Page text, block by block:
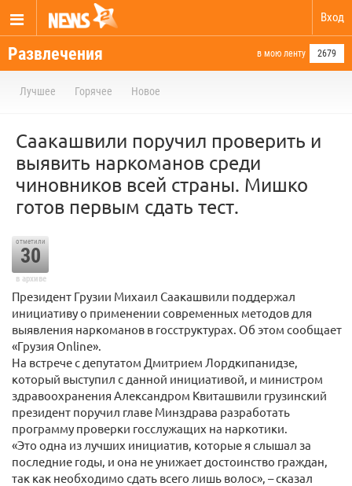
Вход
Развлечения в мою ленту 2679
Лучшее Горячее Новое
Саакашвили поручил проверить и
выявить наркоманов среди
чиновников всей страны. Мишко
готов первым сдать тест.
отметили
30
в архиве
Президент Грузии Михаил Саакашвили поддержал
инициативу о применении современных методов для
выявления наркоманов в госструктурах. Об этом сообщает
«Грузия Online».
На встрече с депутатом Дмитрием Лордкипанидзе,
который выступил с данной инициативой, и министром
здравоохранения Александром Квиташвили грузинский
президент поручил главе Минздрава разработать
программу проверки госслужащих на наркотики.
«Это одна из лучших инициатив, которые я слышал за
последние годы, и она не унижает достоинство граждан,
так как необходимо сдать всего лишь волос», – сказал